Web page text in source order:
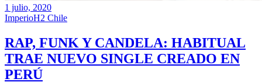
1 julio, 2020
ImperioH2 Chile
RAP, FUNK Y CANDELA: HABITUAL
TRAE NUEVO SINGLE CREADO EN
PERÚ